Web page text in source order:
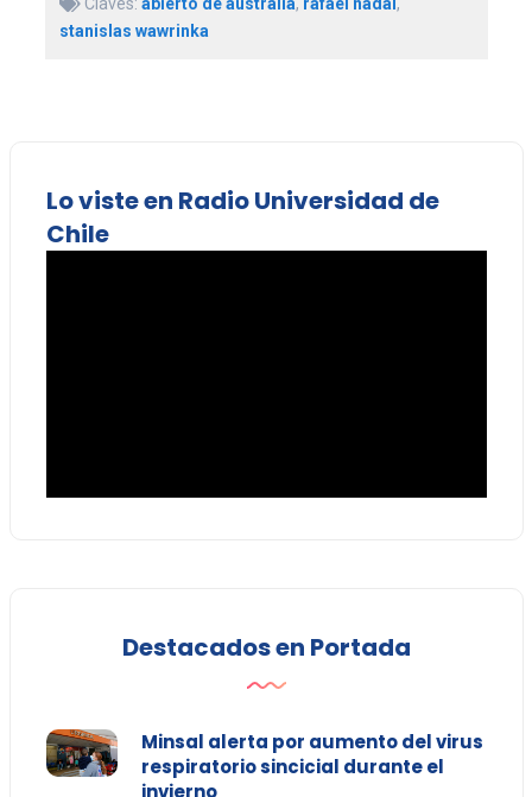
stanislas wawrinka
Lo viste en Radio Universidad de
Chile
Destacados en Portada
Minsal alerta por aumento del virus
respiratorio sincicial durante el
invierno